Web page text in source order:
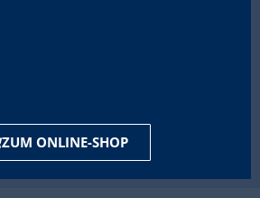
ZUM ONLINE-SHOP